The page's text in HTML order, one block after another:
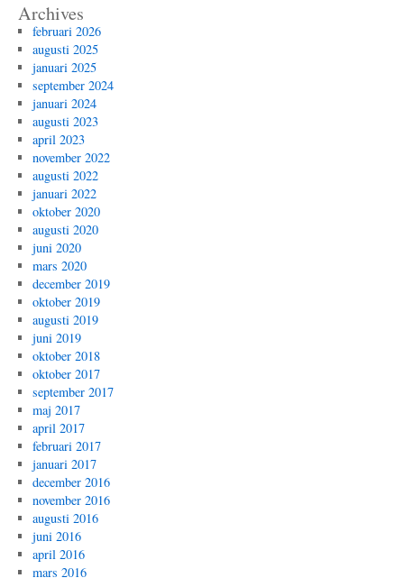
Archives
februari 2026
augusti 2025
januari 2025
september 2024
januari 2024
augusti 2023
april 2023
november 2022
augusti 2022
januari 2022
oktober 2020
augusti 2020
juni 2020
mars 2020
december 2019
oktober 2019
augusti 2019
juni 2019
oktober 2018
oktober 2017
september 2017
maj 2017
april 2017
februari 2017
januari 2017
december 2016
november 2016
augusti 2016
juni 2016
april 2016
mars 2016